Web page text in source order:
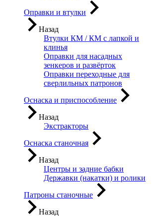
Оправки и втулки
Назад
Втулки КМ / КМ с лапкой и
клинья
Оправки для насадных
зенкеров и развёрток
Оправки переходные для
сверлильных патронов
Оснаска и приспособление
Назад
Экстракторы
Оснаска станочная
Назад
Центры и задние бабки
Державки (накатки) и ролики
Патроны станочные
Назад